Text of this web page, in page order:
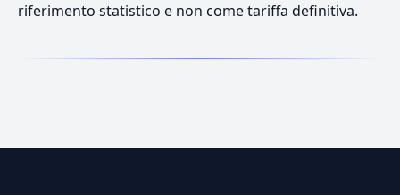
riferimento statistico e non come tariffa definitiva.